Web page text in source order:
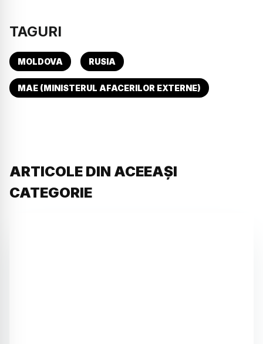
TAGURI
MOLDOVA RUSIA
MAE (MINISTERUL AFACERILOR EXTERNE)
ARTICOLE DIN ACEEAȘI
CATEGORIE